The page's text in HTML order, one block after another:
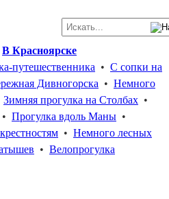
В Красноярске
путешественника • С сопки на
Дивногорска • Немного
Зимняя прогулка на Столбах •
• Прогулка вдоль Маны •
• Немного лесных
• Велопрогулка